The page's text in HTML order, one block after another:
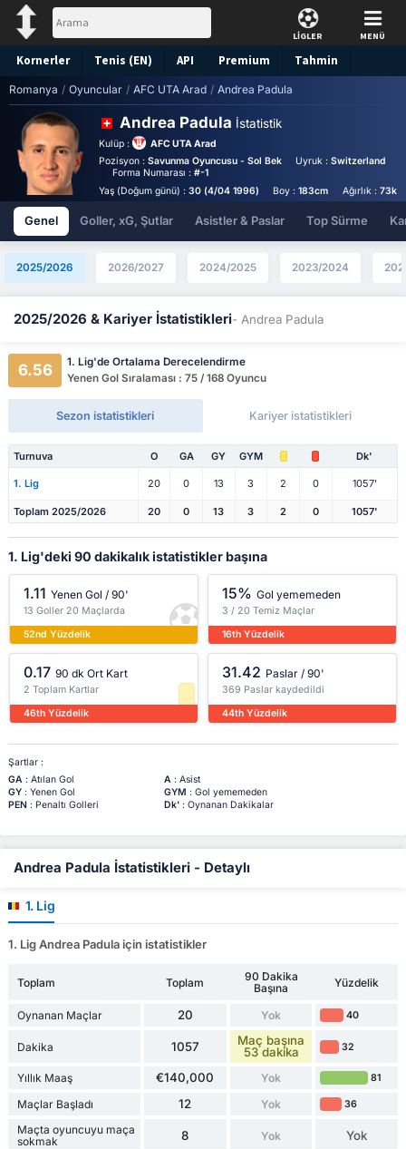
LİGLER MENÜ
Kornerler Tenis (EN) API Premium Tahmin
Romanya / Oyuncular / AFC UTA Arad / Andrea Padula
Andrea Padula İstatistik
Kulüp :
AFC UTA Arad
Pozisyon : Savunma Oyuncusu - Sol Bek Uyruk :Switzerland
Forma Numarası :#-1
Yaş (Doğum günü) : 30 (4/04 1996) Boy :183cm Ağırlık : 73kg
Genel Goller, xG, Şutlar Asistler & Paslar Top Sürme
2025/2026 2026/2027 2024/2025 2023/2024
2025/2026 & Kariyer İstatistikleri- Andrea Padula
6.56
1. Lig'de Ortalama Derecelendirme
Yenen Gol Sıralaması : 75 / 168 Oyuncu
Sezon istatistikleri Kariyer istatistikleri
Turnuva O GA GY GYM Dk'
1. Lig 20 0 13 3 2 0 1057'
Toplam 2025/2026 20 0 13 3 2 0 1057'
1. Lig'deki 90 dakikalık istatistikler başına
1.11 Yenen Gol / 90'
13 Goller 20 Maçlarda
52nd Yüzdelik
15% Gol yememeden
3 / 20 Temiz Maçlar
16th Yüzdelik
0.17 90 dk Ort Kart
2 Toplam Kartlar
46th Yüzdelik
31.42 Paslar / 90'
369 Paslar kaydedildi
44th Yüzdelik
Şartlar :
GA: Atılan Gol A: Asist
GY: Yenen Gol GYM : Gol yememeden
PEN: Penaltı Golleri Dk': Oynanan Dakikalar
Andrea Padula İstatistikleri - Detaylı
1. Lig
1. Lig Andrea Padula için istatistikler
Toplam Toplam
90 Dakika
Başına
Yüzdelik
Oynanan Maçlar 20 Yok 40
Dakika 1057
Maç başına
53 dakika
32
Yıllık Maaş €140,000 Yok 81
Maçlar Başladı 12 Yok 36
Maçta oyuncuyu maça
sokmak
8 Yok Yok